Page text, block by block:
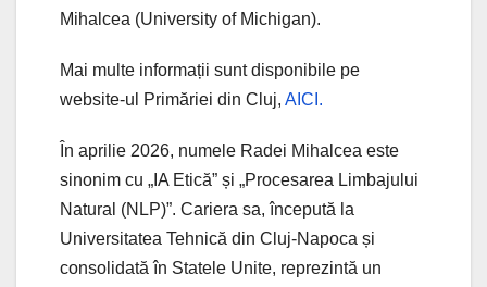
Mihalcea (University of Michigan).
Mai multe informații sunt disponibile pe
website-ul Primăriei din Cluj, AICI.
În aprilie 2026, numele Radei Mihalcea este
sinonim cu „IA Etică” și „Procesarea Limbajului
Natural (NLP)”. Cariera sa, începută la
Universitatea Tehnică din Cluj-Napoca și
consolidată în Statele Unite, reprezintă un